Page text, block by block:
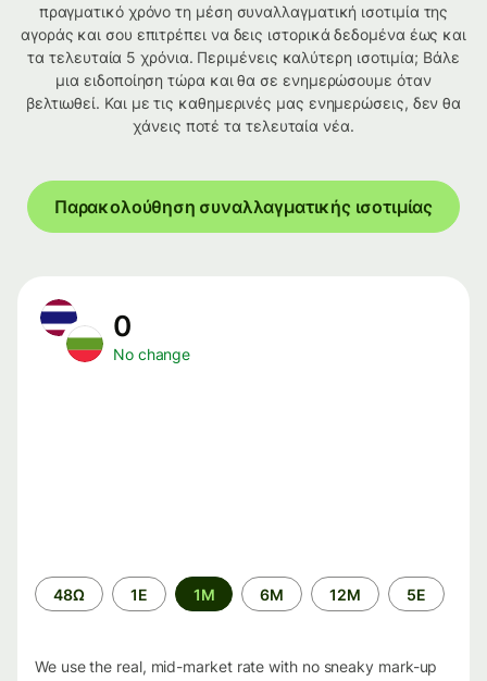
πραγματικό χρόνο τη μέση συναλλαγματική ισοτιμία της
αγοράς και σου επιτρέπει να δεις ιστορικά δεδομένα έως και
τα τελευταία 5 χρόνια. Περιμένεις καλύτερη ισοτιμία; Βάλε
μια ειδοποίηση τώρα και θα σε ενημερώσουμε όταν
βελτιωθεί. Και με τις καθημερινές μας ενημερώσεις, δεν θα
χάνεις ποτέ τα τελευταία νέα.
Παρακολούθηση συναλλαγματικής ισοτιμίας
0
No change
Time
period
48Ω 1Ε 1M 6M 12M 5Ε
We use the real, mid-market rate with no sneaky mark-up